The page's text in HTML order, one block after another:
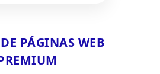
PÁGINAS WEB